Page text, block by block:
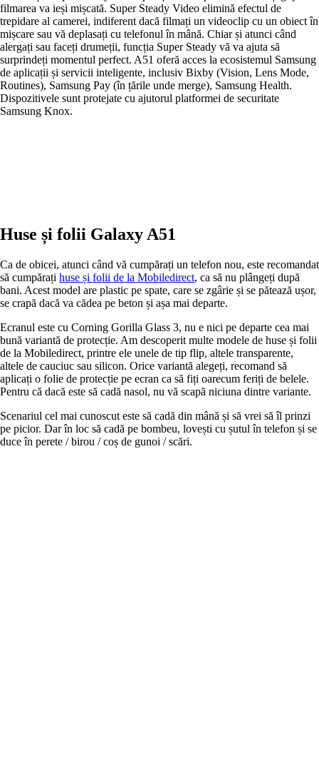
filmarea va ieși mișcată. Super Steady Video elimină efectul de
trepidare al camerei, indiferent dacă filmați un videoclip cu un obiect în
mișcare sau vă deplasați cu telefonul în mână. Chiar și atunci când
alergați sau faceți drumeții, funcția Super Steady vă va ajuta să
surprindeți momentul perfect. A51 oferă acces la ecosistemul Samsung
de aplicații și servicii inteligente, inclusiv Bixby (Vision, Lens Mode,
Routines), Samsung Pay (în țările unde merge), Samsung Health.
Dispozitivele sunt protejate cu ajutorul platformei de securitate
Samsung Knox.
Huse și folii Galaxy A51
Ca de obicei, atunci când vă cumpărați un telefon nou, este recomandat
să cumpărați huse și folii de la Mobiledirect, ca să nu plângeți după
bani. Acest model are plastic pe spate, care se zgârie și se pătează ușor,
se crapă dacă va cădea pe beton și așa mai departe.
Ecranul este cu Corning Gorilla Glass 3, nu e nici pe departe cea mai
bună variantă de protecție. Am descoperit multe modele de huse și folii
de la Mobiledirect, printre ele unele de tip flip, altele transparente,
altele de cauciuc sau silicon. Orice variantă alegeți, recomand să
aplicați o folie de protecție pe ecran ca să fiți oarecum feriți de belele.
Pentru că dacă este să cadă nasol, nu vă scapă niciuna dintre variante.
Scenariul cel mai cunoscut este să cadă din mână și să vrei să îl prinzi
pe picior. Dar în loc să cadă pe bombeu, lovești cu șutul în telefon și se
duce în perete / birou / coș de gunoi / scări.